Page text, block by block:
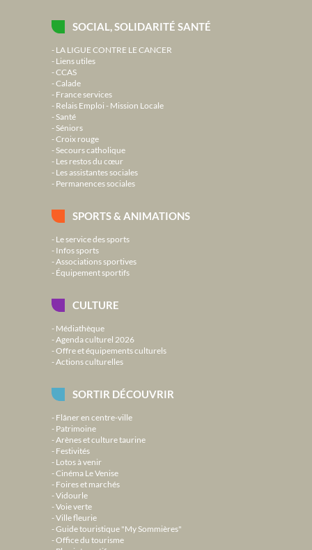
SOCIAL, SOLIDARITÉ SANTÉ
LA LIGUE CONTRE LE CANCER
Liens utiles
CCAS
Calade
France services
Relais Emploi - Mission Locale
Santé
Séniors
Croix rouge
Secours catholique
Les restos du cœur
Les assistantes sociales
Permanences sociales
SPORTS & ANIMATIONS
Le service des sports
Infos sports
Associations sportives
Équipement sportifs
CULTURE
Médiathèque
Agenda culturel 2026
Offre et équipements culturels
Actions culturelles
SORTIR DÉCOUVRIR
Flâner en centre-ville
Patrimoine
Arènes et culture taurine
Festivités
Lotos à venir
Cinéma Le Venise
Foires et marchés
Vidourle
Voie verte
Ville fleurie
Guide touristique "My Sommières"
Office du tourisme